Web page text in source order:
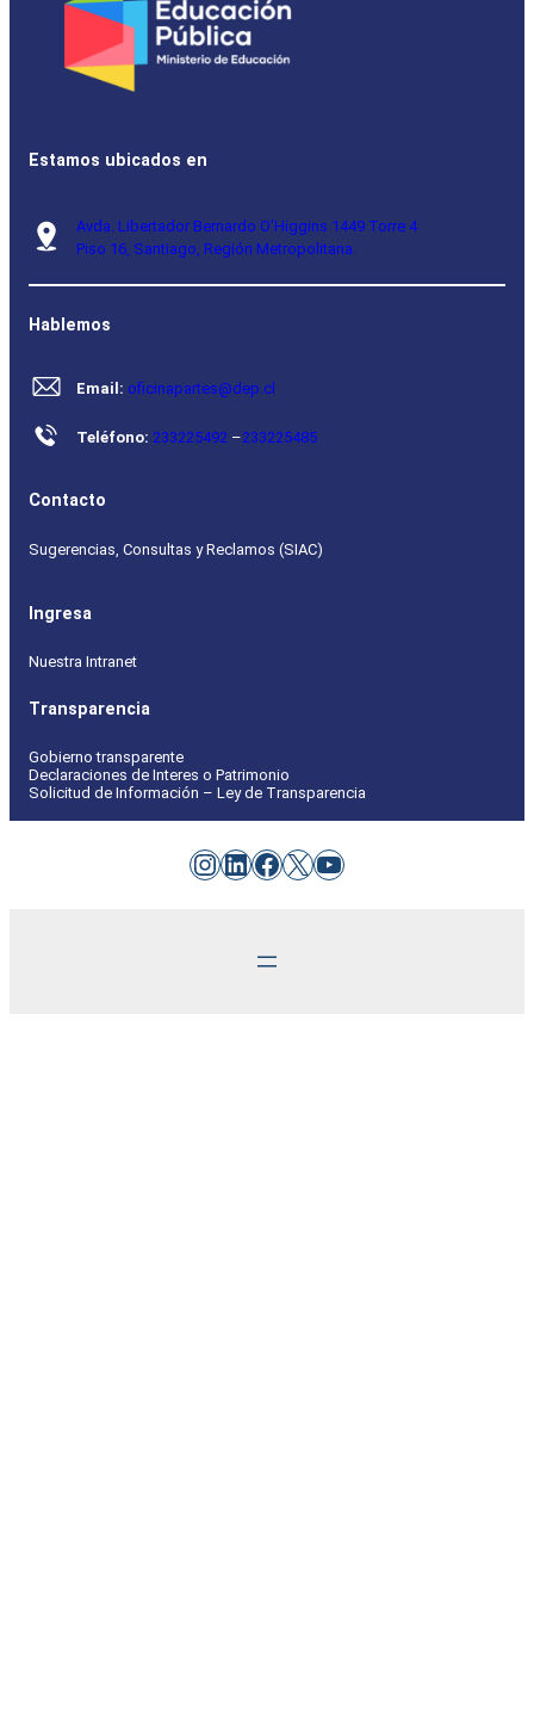
Estamos ubicados en
Avda. Libertador Bernardo O’Higgins 1449 Torre 4
Piso 16, Santiago, Región Metropolitana.
Hablemos
Email: oficinapartes@dep.cl
Teléfono: 233225492 –233225485
Contacto
Sugerencias, Consultas y Reclamos (SIAC)
Ingresa
Nuestra Intranet
Transparencia
Gobierno transparente
Declaraciones de Interes o Patrimonio
Solicitud de Información – Ley de Transparencia
Instagram
LinkedIn
Facebook
X YouTube